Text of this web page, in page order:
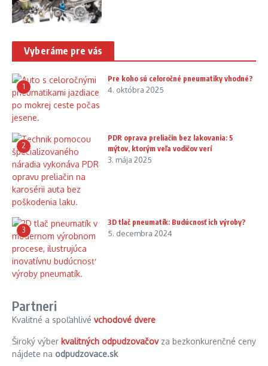
Vyberáme pre vás
1
Pre koho sú celoročné pneumatiky vhodné?
4. októbra 2025
2
PDR oprava preliačin bez lakovania: 5
mýtov, ktorým veľa vodičov verí
3. mája 2025
3
3D tlač pneumatík: Budúcnosť ich výroby?
5. decembra 2024
Partneri
Kvalitné a spoľahlivé vchodové dvere
Široký výber kvalitných odpudzovačovza bezkonkurenčné ceny
nájdete na odpudzovace.sk